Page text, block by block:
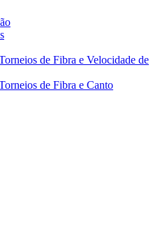
Criadores de Pássaros
de Fibra e Velocidade de
de Fibra e Canto